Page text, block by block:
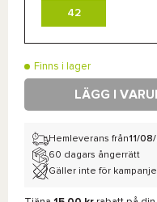
42
Finns i lager
LÄGG I
Hemleverans från11/
60 dagars ångerrätt
Gäller inte för